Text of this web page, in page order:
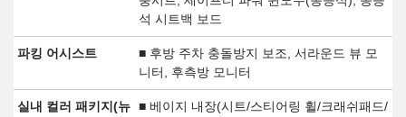
석 시트백 보드
파킹 어시스트
■ 후방 주차 충돌방지 보조, 서라운드 뷰 모
니터, 후측방 모니터
실내 컬러 패키지(뉴 ■ 베이지 내장(시트/스티어링 휠/크래쉬패드/